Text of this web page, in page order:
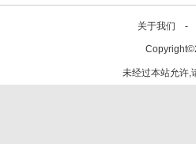
关于我们
未经过本站允许